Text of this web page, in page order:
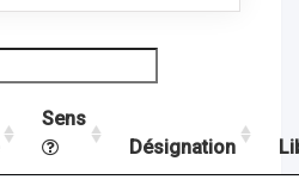
Sens
Désignation